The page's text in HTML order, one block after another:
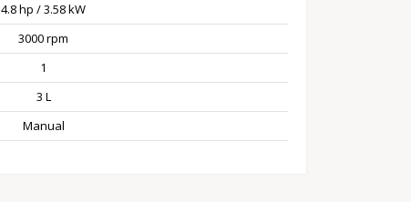
4.8 hp / 3.58 kW
3000 rpm
1
3 L
Manual